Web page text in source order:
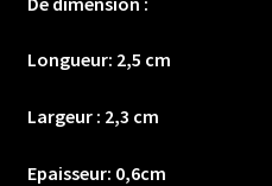
acier
cadeau)
Longueur: 2,5 cm
Largeur : 2,3 cm
Epaisseur: 0,6cm